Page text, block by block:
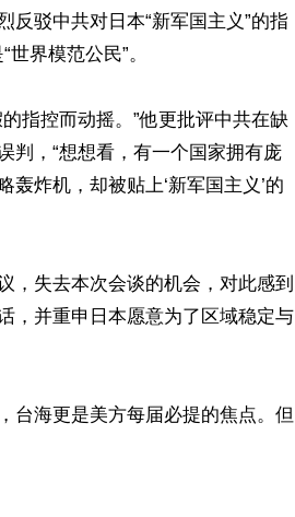
驳中共对日本“新军国主义”的指
界模范公民”。
指控而动摇。”他更批评中共在缺
判，“想想看，有一个国家拥有庞
炸机，却被贴上‘新军国主义’的
，失去本次会谈的机会，对此感到
，并重申日本愿意为了区域稳定与
台海更是美方每届必提的焦点。但